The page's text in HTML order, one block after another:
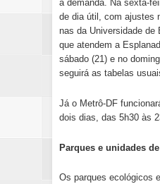
a demanda. Na sexta-
de dia útil, com ajustes
nas da Universidade de
que atendem a
sábado (21) e no
seguirá as tabelas
Já o Metrô-DF
dois dias, das 5h30 às
Parques e unidades
Os parques ecológicos